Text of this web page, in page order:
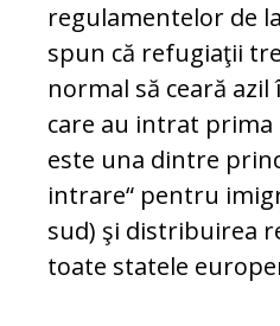
regulamentelor de
spun că refugiaţii
normal să ceară
care au intrat prima
este una dintre
intrare“ pentru
sud) şi distribuirea
toate statele